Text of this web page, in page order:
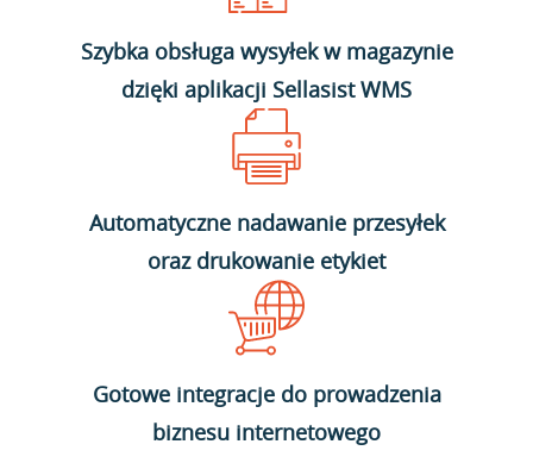
Szybka obsługa wysyłek w magazynie
dzięki aplikacji Sellasist WMS
Automatyczne nadawanie przesyłek
oraz drukowanie etykiet
Gotowe integracje do prowadzenia
biznesu internetowego